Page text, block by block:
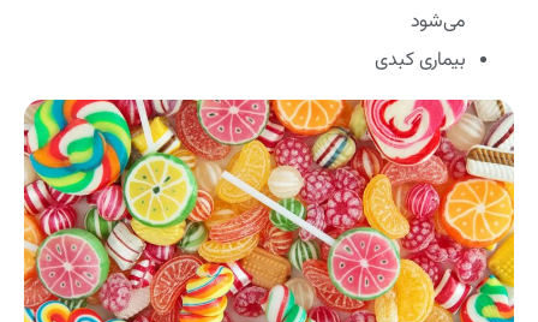
می‌شود
بیماری کبدی